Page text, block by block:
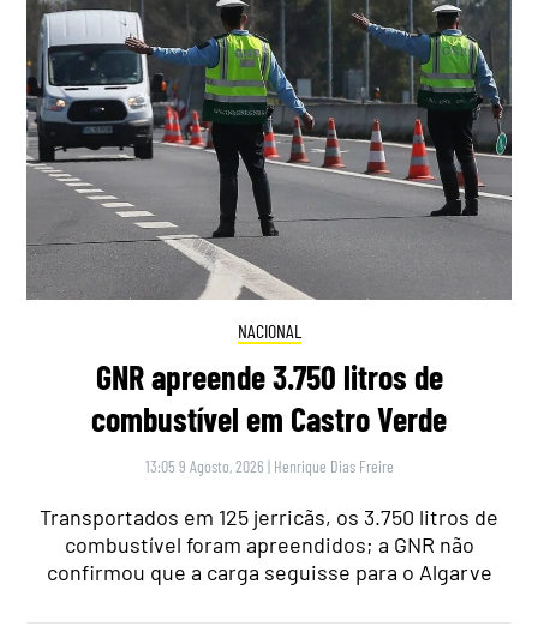
NACIONAL
GNR apreende 3.750 litros de
combustível em Castro Verde
13:05 9 Agosto, 2026 | Henrique Dias Freire
Transportados em 125 jerricãs, os 3.750 litros de
combustível foram apreendidos; a GNR não
confirmou que a carga seguisse para o Algarve